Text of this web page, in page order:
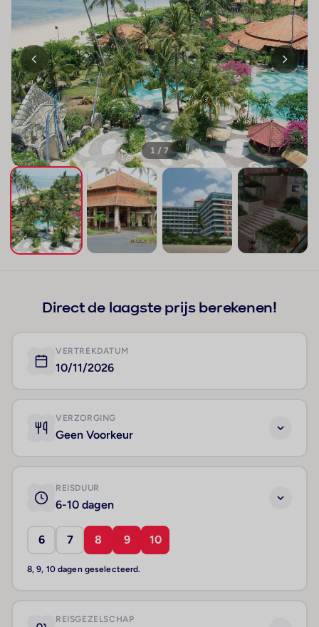
1 / 7
Direct de laagste prijs berekenen!
VERTREKDATUM
10/11/2026
VERZORGING
Geen Voorkeur
REISDUUR
6-10 dagen
6 7 8 9 10
8, 9, 10 dagen geselecteerd.
REISGEZELSCHAP